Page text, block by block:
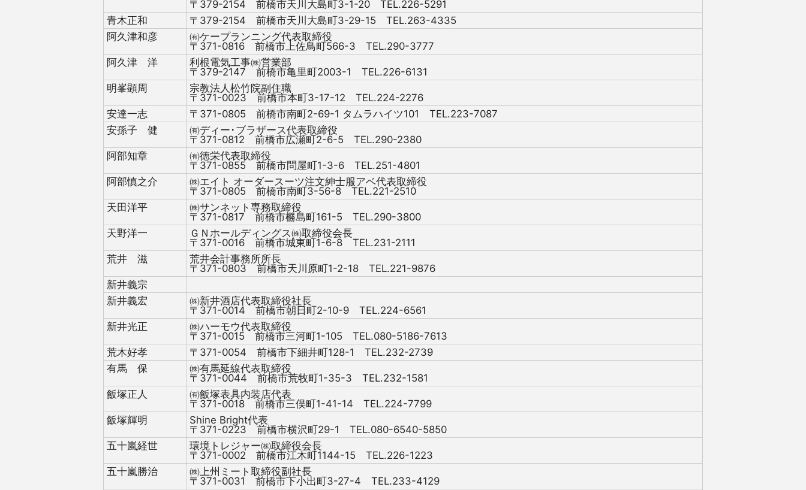
〒379-2154 前橋市天川大島町3-1-20 TEL.226-5291
青木正和
〒379-2154 前橋市天川大島町3-29-15 TEL.263-4335
阿久津和彦
㈲ケープランニング代表取締役
〒371-0816 前橋市上佐鳥町566-3 TEL.290-3777
阿久津 洋
利根電気工事㈱営業部
〒379-2147 前橋市亀里町2003-1 TEL.226-6131
明峯顕周
宗教法人松竹院副住職
〒371-0023 前橋市本町3-17-12 TEL.224-2276
安達一志
〒371-0805 前橋市南町2-69-1 タムラハイツ101 TEL.223-7087
安孫子 健
㈲ディー･ブラザース代表取締役
〒371-0812 前橋市広瀬町2-6-5 TEL.290-2380
阿部知章
㈲徳栄代表取締役
〒371-0855 前橋市問屋町1-3-6 TEL.251-4801
阿部慎之介
㈱エイト オーダースーツ注文紳士服アベ代表取締役
〒371-0805 前橋市南町3-56-8 TEL.221-2510
天田洋平
㈱サンネット専務取締役
〒371-0817 前橋市橳島町161-5 TEL.290-3800
天野洋一
ＧＮホールディングス㈱取締役会長
〒371-0016 前橋市城東町1-6-8 TEL.231-2111
荒井 滋
荒井会計事務所所長
〒371-0803 前橋市天川原町1-2-18 TEL.221-9876
新井義宗
新井義宏
㈱新井酒店代表取締役社長
〒371-0014 前橋市朝日町2-10-9 TEL.224-6561
新井光正
㈱ハーモウ代表取締役
〒371-0015 前橋市三河町1-105 TEL.080-5186-7613
荒木好孝
〒371-0054 前橋市下細井町128-1 TEL.232-2739
有馬 保
㈱有馬延線代表取締役
〒371-0044 前橋市荒牧町1-35-3 TEL.232-1581
飯塚正人
㈲飯塚表具内装店代表
〒371-0018 前橋市三俣町1-41-14 TEL.224-7799
飯塚輝明
Shine Bright代表
〒371-0223 前橋市横沢町29-1 TEL.080-6540-5850
五十嵐経世
環境トレジャー㈱取締役会長
〒371-0002 前橋市江木町1144-15 TEL.226-1223
五十嵐勝治
㈱上州ミート取締役副社長
〒371-0031 前橋市下小出町3-27-4 TEL.233-4129